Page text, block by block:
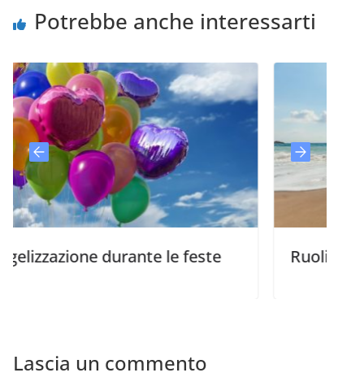
Potrebbe anche interessarti
durante le feste Ruoli biblici della
Lascia un commento